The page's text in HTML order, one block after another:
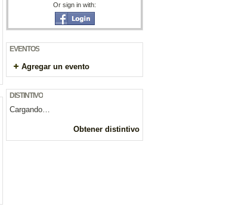
Or sign in with:
EVENTOS
Agregar un evento
DISTINTIVO
Cargando…
Obtener distintivo